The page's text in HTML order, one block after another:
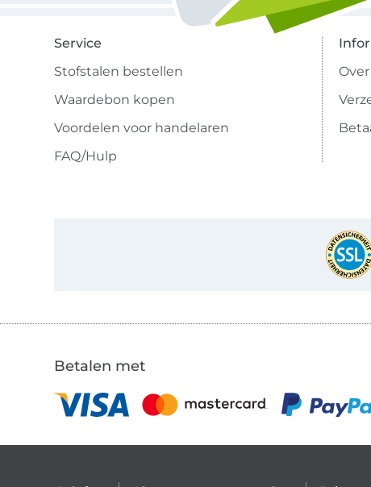
Service
Stofstalen bestellen
Waardebon kopen
Voordelen voor handelaren
FAQ/Hulp
Betalen met